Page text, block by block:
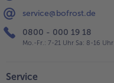
service@bofrost.de
0800 - 000 19 18
Mo.-Fr.: 7-21 Uhr Sa: 8-16 Uhr
Service